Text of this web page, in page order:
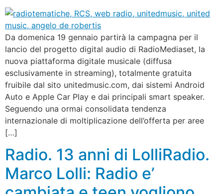
Da domenica 19 gennaio partirà la campagna per il
lancio del progetto digital audio di RadioMediaset, la
nuova piattaforma digitale musicale (diffusa
esclusivamente in streaming), totalmente gratuita
fruibile dal sito unitedmusic.com, dai sistemi Android
Auto e Apple Car Play e dai principali smart speaker.
Seguendo una ormai consolidata tendenza
internazionale di moltiplicazione dell’offerta per aree
[…]
Radio. 13 anni di LolliRadio.
Marco Lolli: Radio e’